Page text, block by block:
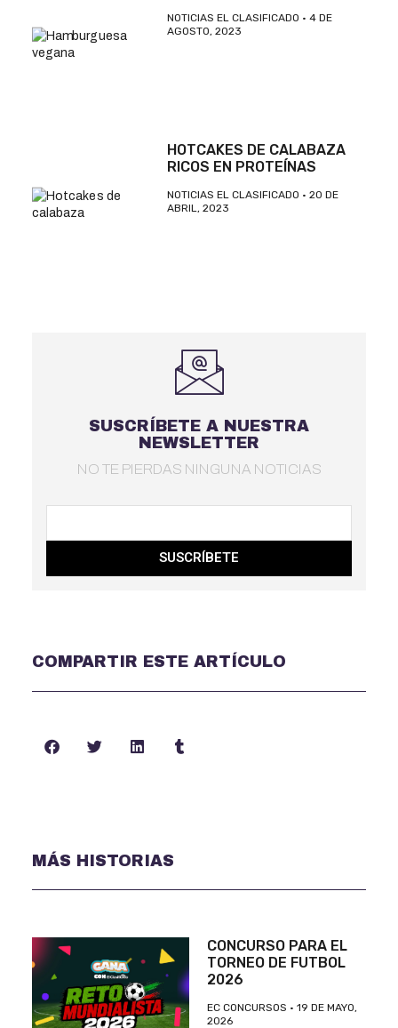
NOTICIAS EL CLASIFICADO
4 DE
AGOSTO, 2023
HOTCAKES DE CALABAZA
RICOS EN PROTEÍNAS
NOTICIAS EL CLASIFICADO
20 DE
ABRIL, 2023
SUSCRÍBETE A NUESTRA
NEWSLETTER
NO TE PIERDAS NINGUNA NOTICIAS
SUSCRÍBETE
COMPARTIR ESTE ARTÍCULO
MÁS HISTORIAS
CONCURSO PARA EL
TORNEO DE FUTBOL
2026
EC CONCURSOS
19 DE MAYO,
2026